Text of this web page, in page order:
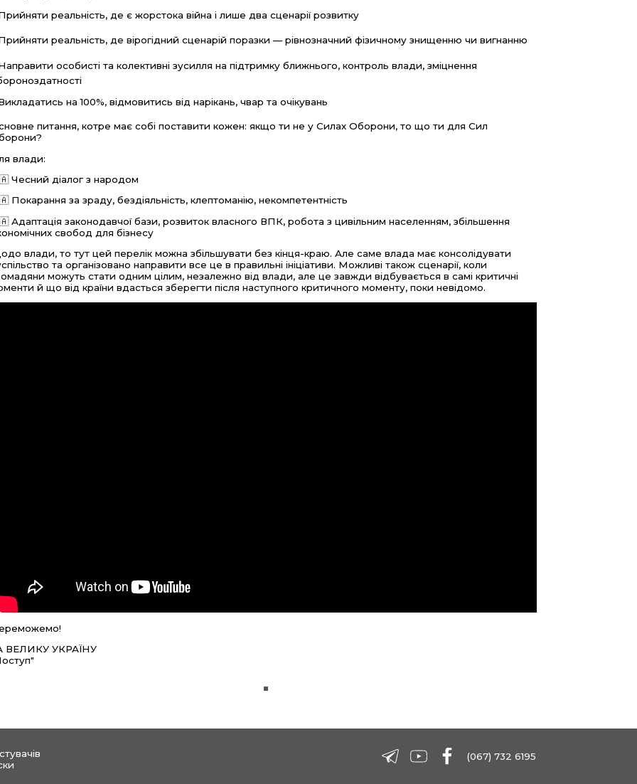
реальність, де є жорстока війна і лише два сценарії розвитку
реальність, де вірогідний сценарій поразки — рівнозначний фізичному знищенню чи вигнанню
особисті та колективні зусилля на підтримку ближнього, контроль влади, зміцнення
на 100%, відмовитись від нарікань, чвар та очікувань
питання, котре має собі поставити кожен: якщо ти не у Силах Оборони, то що ти для Сил
влади:
Чесний діалог з народом
Покарання за зраду, бездіяльність, клептоманію, некомпетентність
Адаптація законодавчої бази, розвиток власного ВПК, робота з цивільним населенням, збільшення
свобод для бізнесу
влади, то тут цей перелік можна збільшувати без кінця-краю. Але саме влада має консолідувати
та організовано направити все це в правильні ініціативи. Можливі також сценарії, коли
можуть стати одним цілим, незалежно від влади, але це завжди відбувається в самі критичні
й що від країни вдасться зберегти після наступного критичного моменту, поки невідомо.
ВЕЛИКУ УКРАЇНУ
(067) 732 6195